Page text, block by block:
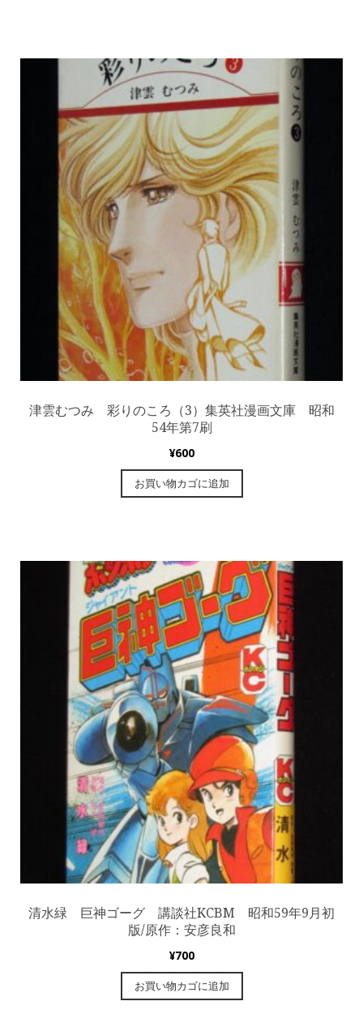
津雲むつみ 彩りのころ（3）集英社漫画文庫 昭和
54年第7刷
¥600
お買い物カゴに追加
清水緑 巨神ゴーグ 講談社KCBM 昭和59年9月初
版/原作：安彦良和
¥700
お買い物カゴに追加